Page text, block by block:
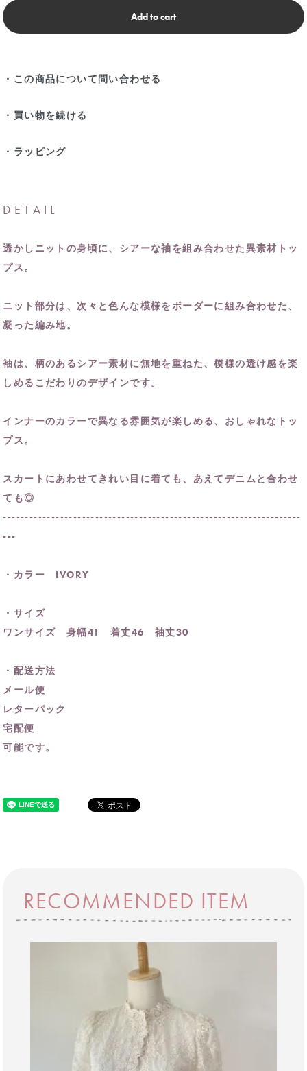
Add to cart
・この商品について問い合わせる
・買い物を続ける
・ラッピング
DETAIL
透かしニットの身頃に、シアーな袖を組み合わせた異素材トッ
プス。
ニット部分は、次々と色んな模様をボーダーに組み合わせた、
凝った編み地。
袖は、柄のあるシアー素材に無地を重ねた、模様の透け感を楽
しめるこだわりのデザインです。
インナーのカラーで異なる雰囲気が楽しめる、おしゃれなトッ
プス。
スカートにあわせてきれい目に着ても、あえてデニムと合わせ
ても◎
--------------------------------------------------------------------
---
・カラー IVORY
・サイズ
ワンサイズ 身幅41 着丈46 袖丈30
・配送方法
メール便
レターパック
宅配便
可能です。
RECOMMENDED ITEM